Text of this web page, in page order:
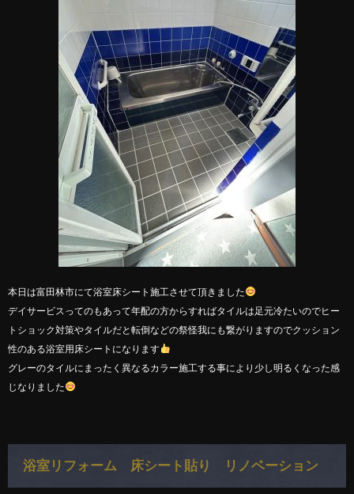
本日は富田林市にて浴室床シート施工させて頂きました
デイサービスってのもあって年配の方からすればタイルは足元冷たいのでヒー
トショック対策やタイルだと転倒などの祭怪我にも繋がりますのでクッション
性のある浴室用床シートになります
グレーのタイルにまったく異なるカラー施工する事により少し明るくなった感
じなりました
浴室リフォーム 床シート貼り リノベーション